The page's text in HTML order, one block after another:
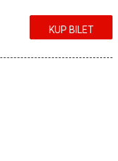
KUP BILET